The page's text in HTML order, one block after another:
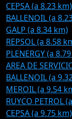
CEPSA (a 8.23 km)
BALLENOIL (a
GALP (a 8.34 km)
REPSOL (a 8.58
PLENERGY (a
AREA DE
BALLENOIL (a
MEROIL (a 9.54
RUYCO PETROL
CEPSA (a 9.75 km)